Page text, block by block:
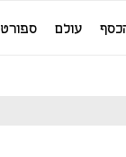
עולם ספורט